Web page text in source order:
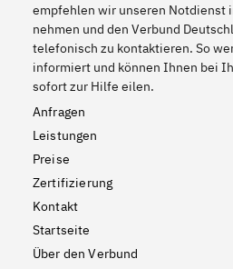
empfehlen wir unseren Notdienst
nehmen und den Verbund
telefonisch zu kontaktieren. So
informiert und können Ihnen bei
sofort zur Hilfe eilen.
Anfragen
Leistungen
Preise
Zertifizierung
Kontakt
Startseite
Über den Verbund